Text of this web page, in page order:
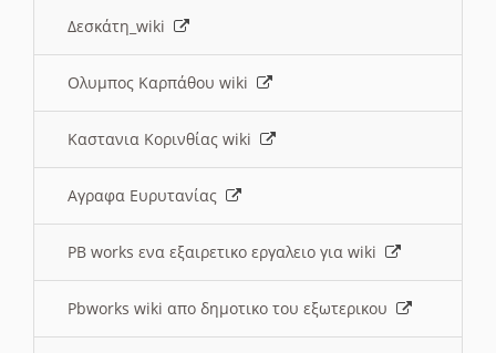
Δεσκάτη_wiki
Ολυμπος Καρπάθου wiki
Καστανια Κορινθίας wiki
Αγραφα Ευρυτανίας
PB works ενα εξαιρετικο εργαλειο για wiki
Pbworks wiki απο δημοτικο του εξωτερικου